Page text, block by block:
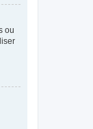
ou